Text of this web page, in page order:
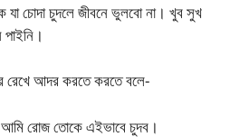
চোদা চুদলে জীবনে ভুলবো না। খুব সুখ
রেখে আদর করতে করতে বলে-
রোজ তোকে এইভাবে চুদব।